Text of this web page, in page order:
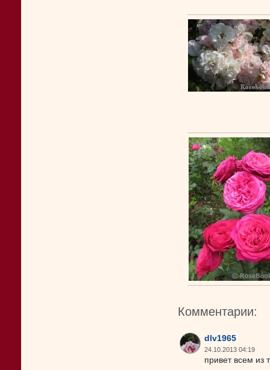
Комментарии:
dlv1965
24.10.2013 04:19
привет всем из